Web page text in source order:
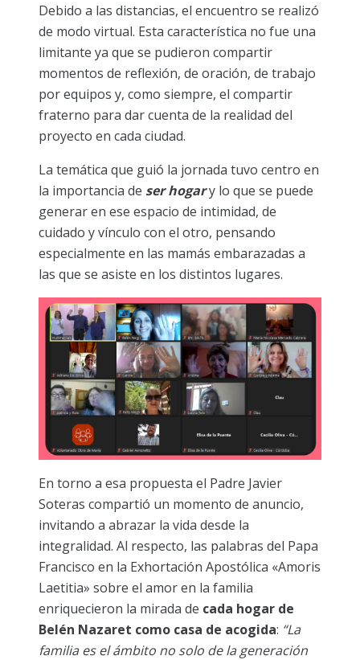
Debido a las distancias, el encuentro se realizó
de modo virtual. Esta característica no fue una
limitante ya que se pudieron compartir
momentos de reflexión, de oración, de trabajo
por equipos y, como siempre, el compartir
fraterno para dar cuenta de la realidad del
proyecto en cada ciudad.
La temática que guió la jornada tuvo centro en
la importancia de ser hogary lo que se puede
generar en ese espacio de intimidad, de
cuidado y vínculo con el otro, pensando
especialmente en las mamás embarazadas a
las que se asiste en los distintos lugares.
En torno a esa propuesta el Padre Javier
Soteras compartió un momento de anuncio,
invitando a abrazar la vida desde la
integralidad. Al respecto, las palabras del Papa
Francisco en la Exhortación Apostólica «Amoris
Laetitia» sobre el amor en la familia
enriquecieron la mirada de cada hogar de
Belén Nazaret como casa de acogida: “La
familia es el ámbito no solo de la generación